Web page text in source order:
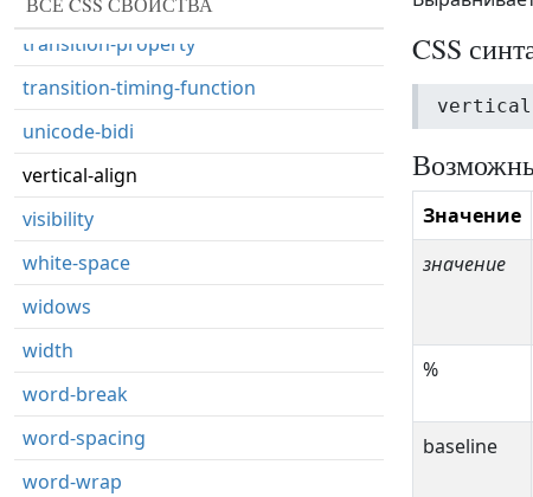
CSS
Значение
значение
%
baseline
transition-property
transition-timing-function
unicode-bidi
vertical-align
visibility
white-space
widows
width
word-break
word-spacing
word-wrap